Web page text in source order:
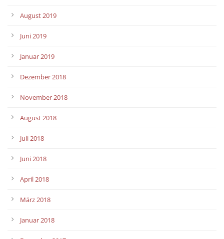
August 2019
Juni 2019
Januar 2019
Dezember 2018
November 2018
August 2018
Juli 2018
Juni 2018
April 2018
März 2018
Januar 2018